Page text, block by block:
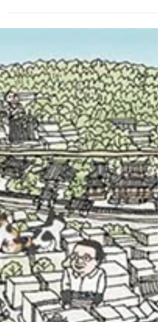
検討から、“ 東よか干潟の未来の創造” をテ
成・設計を行った。...